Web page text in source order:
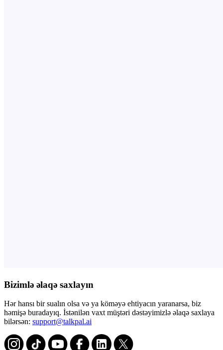
Bizimlə əlaqə saxlayın
Hər hansı bir sualın olsa və ya köməyə ehtiyacın yaranarsa, biz
həmişə buradayıq. İstənilən vaxt müştəri dəstəyimizlə əlaqə saxlaya
bilərsən: support@talkpal.ai